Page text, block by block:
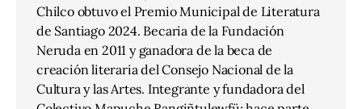
Chilco obtuvo el Premio Municipal de Literatura
de Santiago 2024. Becaria de la Fundación
Neruda en 2011 y ganadora de la beca de
creación literaria del Consejo Nacional de la
Cultura y las Artes. Integrante y fundadora del